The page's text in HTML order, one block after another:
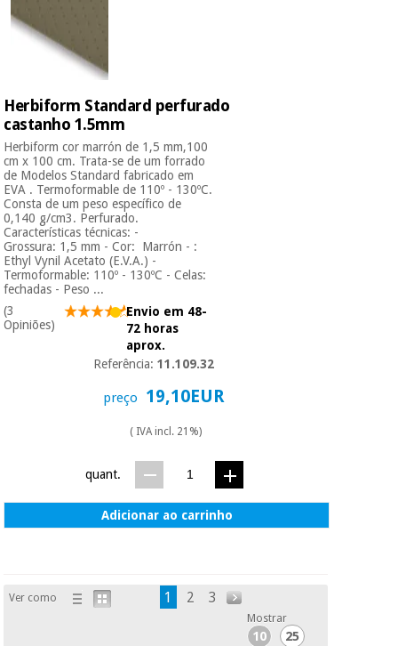
Herbiform Standard perfurado
castanho 1.5mm
Herbiform cor marrón de 1,5 mm,100
cm x 100 cm. Trata-se de um forrado
de Modelos Standard fabricado em
EVA . Termoformable de 110º - 130ºC.
Consta de um peso específico de
0,140 g/cm3. Perfurado.
Características técnicas: -
Grossura: 1,5 mm - Cor: Marrón - :
Ethyl Vynil Acetato (E.V.A.) -
Termoformable: 110º - 130ºC - Celas:
fechadas - Peso ...
(3
Opiniões)
Envio em 48-
72 horas
aprox.
Referência:11.109.32
preço 19,10EUR
( IVA incl. 21%)
quant.
Adicionar ao carrinho
Ver como 1 2 3
Mostrar
10
25